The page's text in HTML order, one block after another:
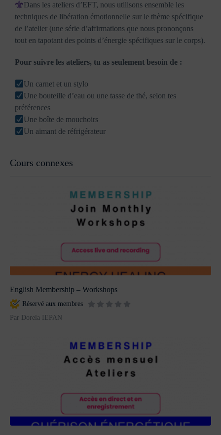
Dans les ateliers d’EFT, nous utilisons ensemble les
techniques de libération émotionnelle sur le thème spécifique
de l’atelier (une série d’affirmations que nous prononçons
tout en tapotant des points d’énergie spécifiques sur le corps).
Pour suivre les ateliers, tu as seulement besoin de :
Un carnet et un stylo
Une bouteille d’eau ou une tasse de thé, selon tes
préférences
Une boîte de mouchoirs
Un aimant de réfrigérateur
Cours connexes
English Membership – Workshops
Réservé aux membres
Par Dorela IEPAN